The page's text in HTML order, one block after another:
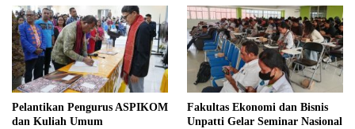
Pelantikan Pengurus ASPIKOM
dan Kuliah Umum
Fakultas Ekonomi dan Bisnis
Unpatti Gelar Seminar Nasional